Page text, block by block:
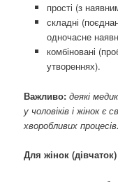
прості (з
складні
одночасне
комбіновані
утвореннях).
Важливо:деякі
у чоловіків і жінок є
хворобливих процесів.
Для жінок